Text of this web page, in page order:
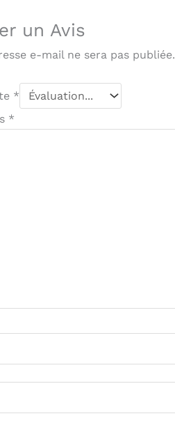
un Avis
e-mail ne sera pas publiée.
*
*